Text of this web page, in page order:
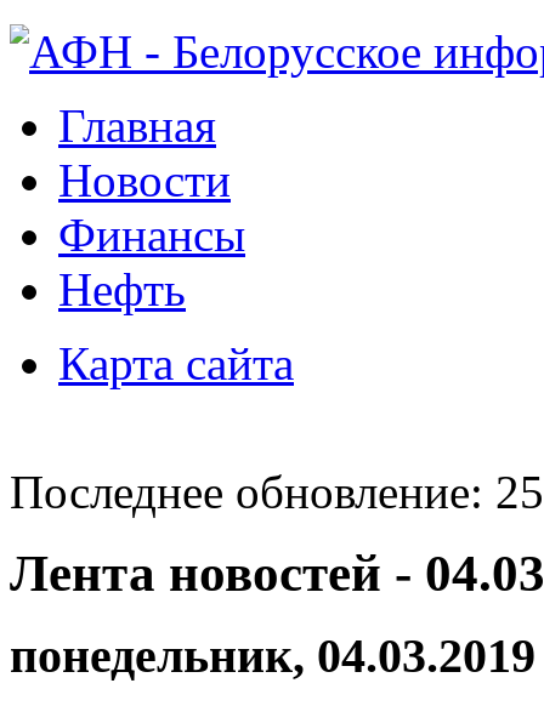
Главная
Новости
Финансы
Нефть
Карта сайта
Последнее обновление:
Лента новостей -
понедельник, 04.03.2019